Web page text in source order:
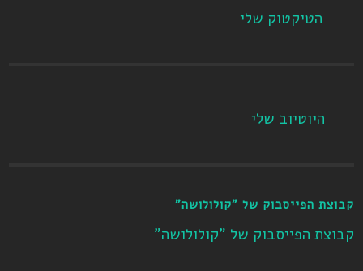
הטיקטוק שלי
היוטיוב שלי
קבוצת הפייסבוק של "קולולושה"
קבוצת הפייסבוק של "קולולושה"